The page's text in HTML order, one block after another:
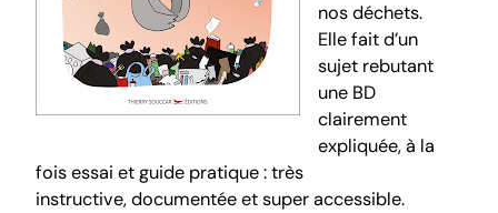
nos déchets.
Elle fait d’un
sujet rebutant
une BD
clairement
expliquée, à la
fois essai et guide pratique : très
instructive, documentée et super accessible.